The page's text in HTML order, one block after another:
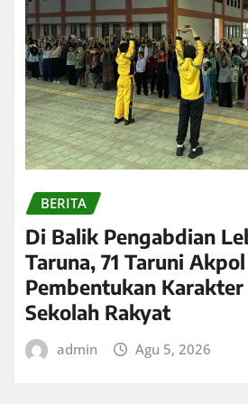
BERITA
Di Balik Pengabdian
Taruna, 71 Taruni
Pembentukan Karakter
Sekolah Rakyat
admin Agu 5, 2026